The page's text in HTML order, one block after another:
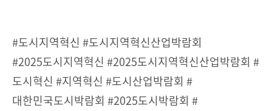
#도시지역혁신 #도시지역혁신산업박람회
#2025도시지역혁신 #2025도시지역혁신산업박람회 #
도시혁신 #지역혁신 #도시산업박람회 #
대한민국도시박람회 #2025도시박람회 #